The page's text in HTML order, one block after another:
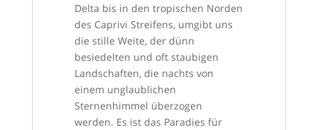
Delta bis in den tropischen Norden
des Caprivi Streifens, umgibt uns
die stille Weite, der dünn
besiedelten und oft staubigen
Landschaften, die nachts von
einem unglaublichen
Sternenhimmel überzogen
werden. Es ist das Paradies für